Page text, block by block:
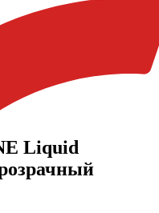
Liquid